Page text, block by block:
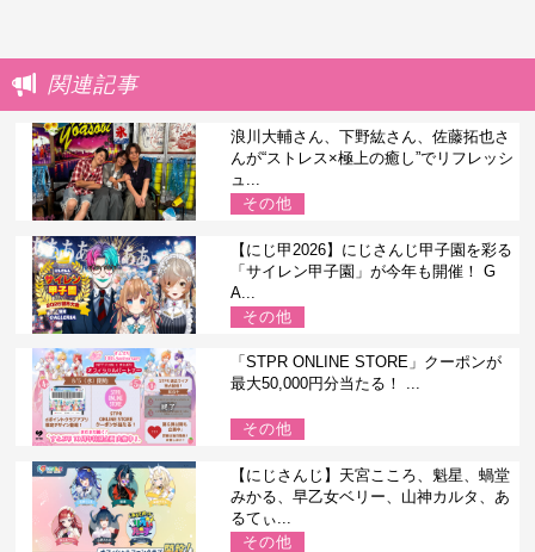
関連記事
浪川大輔さん、下野紘さん、佐藤拓也さ
んが“ストレス×極上の癒し”でリフレッシ
ュ...
その他
【にじ甲2026】にじさんじ甲子園を彩る
「サイレン甲子園」が今年も開催！ G
A...
その他
「STPR ONLINE STORE」クーポンが
最大50,000円分当たる！ ...
その他
【にじさんじ】天宮こころ、魁星、蝸堂
みかる、早乙女ベリー、山神カルタ、あ
るてぃ...
その他